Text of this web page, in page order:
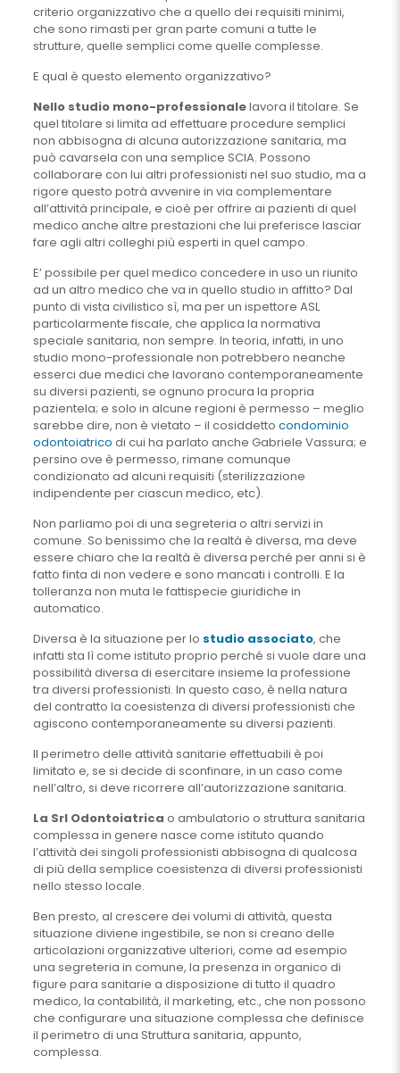
criterio organizzativo che a quello dei requisiti minimi,
che sono rimasti per gran parte comuni a tutte le
strutture, quelle semplici come quelle complesse.
E qual è questo elemento organizzativo?
Nello studio mono-professionalelavora il titolare. Se
quel titolare si limita ad effettuare procedure semplici
non abbisogna di alcuna autorizzazione sanitaria, ma
può cavarsela con una semplice SCIA. Possono
collaborare con lui altri professionisti nel suo studio, ma a
rigore questo potrà avvenire in via complementare
all’attività principale, e cioè per offrire ai pazienti di quel
medico anche altre prestazioni che lui preferisce lasciar
fare agli altri colleghi più esperti in quel campo.
E’ possibile per quel medico concedere in uso un riunito
ad un altro medico che va in quello studio in affitto? Dal
punto di vista civilistico sì, ma per un ispettore ASL
particolarmente fiscale, che applica la normativa
speciale sanitaria, non sempre. In teoria, infatti, in uno
studio mono-professionale non potrebbero neanche
esserci due medici che lavorano contemporaneamente
su diversi pazienti, se ognuno procura la propria
pazientela; e solo in alcune regioni è permesso – meglio
sarebbe dire, non è vietato – il cosiddetto condominio
odontoiatrico di cui ha parlato anche Gabriele Vassura; e
persino ove è permesso, rimane comunque
condizionato ad alcuni requisiti (sterilizzazione
indipendente per ciascun medico, etc).
Non parliamo poi di una segreteria o altri servizi in
comune. So benissimo che la realtà è diversa, ma deve
essere chiaro che la realtà è diversa perché per anni si è
fatto finta di non vedere e sono mancati i controlli. E la
tolleranza non muta le fattispecie giuridiche in
automatico.
Diversa è la situazione per lo studio associato, che
infatti sta lì come istituto proprio perché si vuole dare una
possibilità diversa di esercitare insieme la professione
tra diversi professionisti. In questo caso, è nella natura
del contratto la coesistenza di diversi professionisti che
agiscono contemporaneamente su diversi pazienti.
Il perimetro delle attività sanitarie effettuabili è poi
limitato e, se si decide di sconfinare, in un caso come
nell’altro, si deve ricorrere all’autorizzazione sanitaria.
La Srl Odontoiatrica o ambulatorio o struttura sanitaria
complessa in genere nasce come istituto quando
l’attività dei singoli professionisti abbisogna di qualcosa
di più della semplice coesistenza di diversi professionisti
nello stesso locale.
Ben presto, al crescere dei volumi di attività, questa
situazione diviene ingestibile, se non si creano delle
articolazioni organizzative ulteriori, come ad esempio
una segreteria in comune, la presenza in organico di
figure para sanitarie a disposizione di tutto il quadro
medico, la contabilità, il marketing, etc., che non possono
che configurare una situazione complessa che definisce
il perimetro di una Struttura sanitaria, appunto,
complessa.